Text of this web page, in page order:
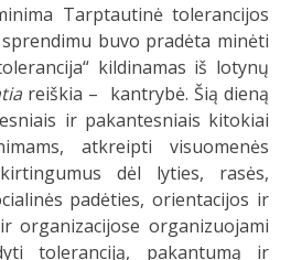
Tarptautinė tolerancijos
buvo pradėta minėti
kildinamas iš lotynų
reiškia – kantrybė. Šią dieną
ir pakantesniais kitokiai
atkreipti visuomenės
dėl lyties, rasės,
padėties, orientacijos ir
organizacijose organizuojami
toleranciją, pakantumą ir